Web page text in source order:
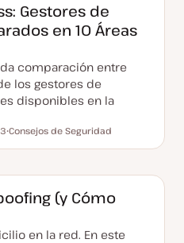
Gestores de
en 10 Áreas
comparación entre
los gestores de
disponibles en la
e
a
Consejos de Seguridad
(y Cómo
en la red. En este